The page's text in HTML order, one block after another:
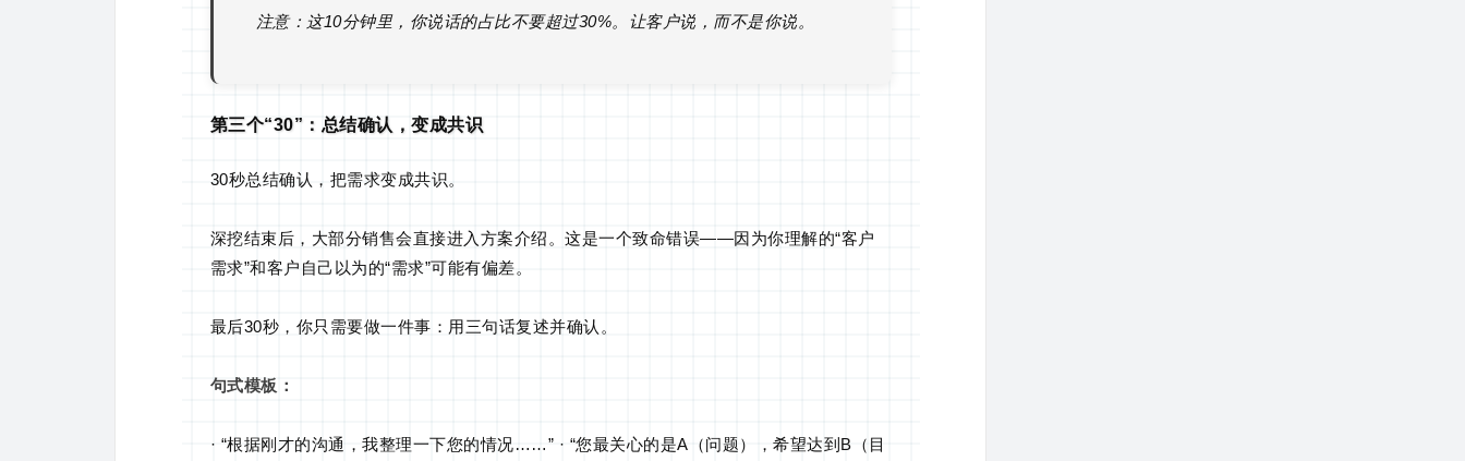
注意：这10分钟里，你说话的占比不要超过30%。让客户说，而不是你说。
第三个“30”：总结确认，变成共识
30秒总结确认，把需求变成共识。
深挖结束后，大部分销售会直接进入方案介绍。这是一个致命错误——因为你理解的“客户
需求”和客户自己以为的“需求”可能有偏差。
最后30秒，你只需要做一件事：用三句话复述并确认。
句式模板：
· “根据刚才的沟通，我整理一下您的情况……” · “您最关心的是A（问题），希望达到B（目